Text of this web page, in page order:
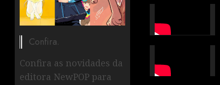
Confira.
Confira as novidades da
editora NewPOP para